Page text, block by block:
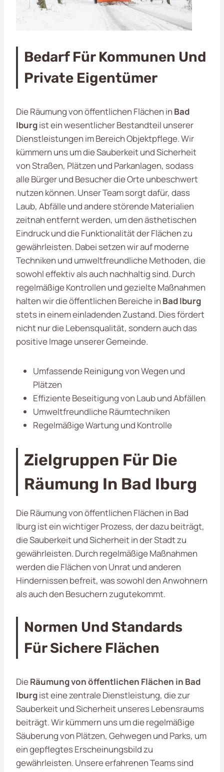
Bedarf Für Kommunen Und
Private Eigentümer
Die Räumung von öffentlichen Flächen in Bad
Iburgist ein wesentlicher Bestandteil unserer
Dienstleistungen im Bereich Objektpflege. Wir
kümmern uns um die Sauberkeit und Sicherheit
von Straßen, Plätzen und Parkanlagen, sodass
alle Bürger und Besucher die Orte unbeschwert
nutzen können. Unser Team sorgt dafür, dass
Laub, Abfälle und andere störende Materialien
zeitnah entfernt werden, um den ästhetischen
Eindruck und die Funktionalität der Flächen zu
gewährleisten. Dabei setzen wir auf moderne
Techniken und umweltfreundliche Methoden, die
sowohl effektiv als auch nachhaltig sind. Durch
regelmäßige Kontrollen und gezielte Maßnahmen
halten wir die öffentlichen Bereiche in Bad Iburg
stets in einem einladenden Zustand. Dies fördert
nicht nur die Lebensqualität, sondern auch das
positive Image unserer Gemeinde.
Umfassende Reinigung von Wegen und
Plätzen
Effiziente Beseitigung von Laub und Abfällen
Umweltfreundliche Räumtechniken
Regelmäßige Wartung und Kontrolle
Zielgruppen Für Die
Räumung In Bad Iburg
Die Räumung von öffentlichen Flächen in Bad
Iburg ist ein wichtiger Prozess, der dazu beiträgt,
die Sauberkeit und Sicherheit in der Stadt zu
gewährleisten. Durch regelmäßige Maßnahmen
werden die Flächen von Unrat und anderen
Hindernissen befreit, was sowohl den Anwohnern
als auch den Besuchern zugutekommt.
Normen Und Standards
Für Sichere Flächen
DieRäumung von öffentlichen Flächen in Bad
Iburgist eine zentrale Dienstleistung, die zur
Sauberkeit und Sicherheit unseres Lebensraums
beiträgt. Wir kümmern uns um die regelmäßige
Säuberung von Plätzen, Gehwegen und Parks, um
ein gepflegtes Erscheinungsbild zu
gewährleisten. Unsere erfahrenen Teams sind